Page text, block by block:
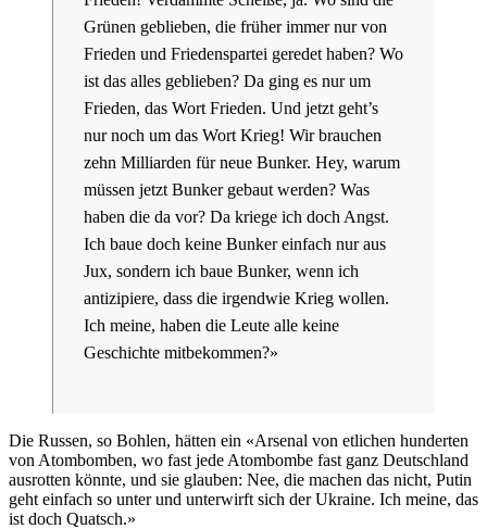
Grünen geblieben, die früher immer nur von
Frieden und Friedenspartei geredet haben? Wo
ist das alles geblieben? Da ging es nur um
Frieden, das Wort Frieden. Und jetzt geht’s
nur noch um das Wort Krieg! Wir brauchen
zehn Milliarden für neue Bunker. Hey, warum
müssen jetzt Bunker gebaut werden? Was
haben die da vor? Da kriege ich doch Angst.
Ich baue doch keine Bunker einfach nur aus
Jux, sondern ich baue Bunker, wenn ich
antizipiere, dass die irgendwie Krieg wollen.
Ich meine, haben die Leute alle keine
Geschichte mitbekommen?»
Die Russen, so Bohlen, hätten ein «Arsenal von etlichen hunderten
von Atombomben, wo fast jede Atombombe fast ganz Deutschland
ausrotten könnte, und sie glauben: Nee, die machen das nicht, Putin
geht einfach so unter und unterwirft sich der Ukraine. Ich meine, das
ist doch Quatsch.»